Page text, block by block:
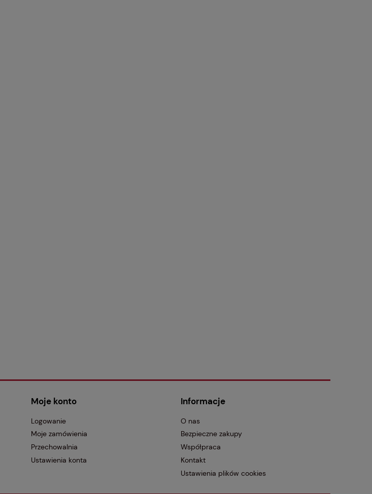
Moje konto
Logowanie
Moje zamówienia
Przechowalnia
Ustawienia konta
Informacje
O nas
Bezpieczne zakupy
Współpraca
Kontakt
Ustawienia plików cookies